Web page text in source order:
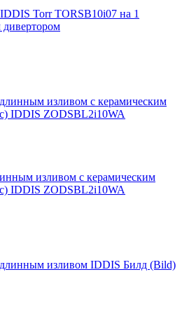
Torr TORSB10i07 на 1
дивертором
изливом с керамическим
IDDIS ZODSBL2i10WA